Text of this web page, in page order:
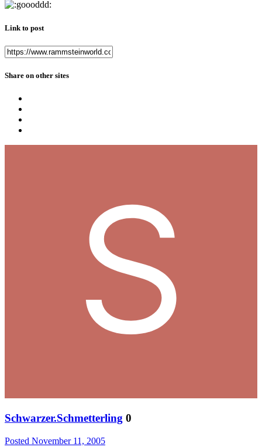
Link to post
Share on other sites
Schwarzer.Schmetterling 0
Posted November 11, 2005